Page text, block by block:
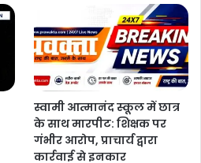
स्वामी आत्मानंद स्कूल में छात्र
के साथ मारपीट: शिक्षक पर
गंभीर आरोप, प्राचार्य द्वारा
कार्रवाई से इनकार